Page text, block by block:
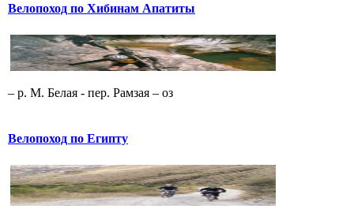
Велопоход по Хибинам Апатиты
– р. М. Белая - пер. Рамзая – оз
Велопоход по Египту